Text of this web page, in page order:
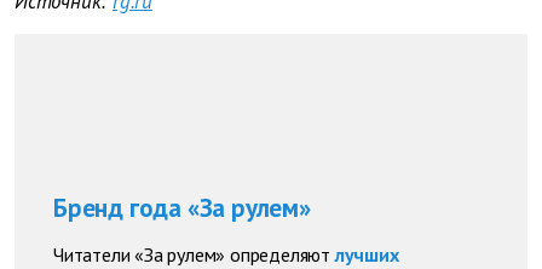
Бренд года «За рулем»
Читатели «За рулем» определяют лучших